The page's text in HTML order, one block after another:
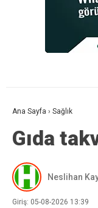
Ana Sayfa › Sağlık
Gıda
Neslihan
Giriş: 05-08-2026 13:39